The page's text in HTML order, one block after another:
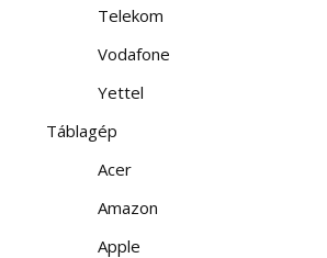
Telekom
Vodafone
Yettel
Táblagép
Acer
Amazon
Apple